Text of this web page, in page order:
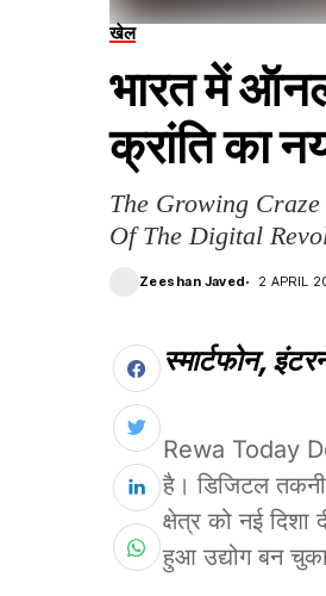
खेल
भारत में
क्रांति का
The Growing
Of The Digital
Zeeshan Javed 2 APRIL
स्मार्टफोन,
Rewa Today
है। डिजिटल
क्षेत्र को नई
हुआ उद्योग बन